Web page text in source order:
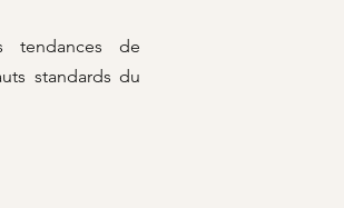
tendances de
standards du